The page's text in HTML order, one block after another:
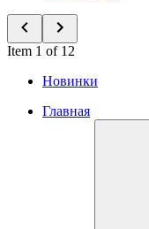
Item 1 of 12
Новинки
Главная